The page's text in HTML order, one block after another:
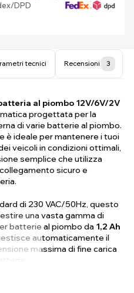
DPD
tecnici Recensioni 3
al piombo 12V/6V/2V
progettata per la
di varie batterie al piombo.
è ideale per mantenere i tuoi
veicoli in condizioni ottimali,
semplice che utilizza
sicuro e
di 230 VAC/50Hz, questo
una vasta gamma di
batterie al piombo da 1,2 Ah
automaticamente il
massima di fine carica